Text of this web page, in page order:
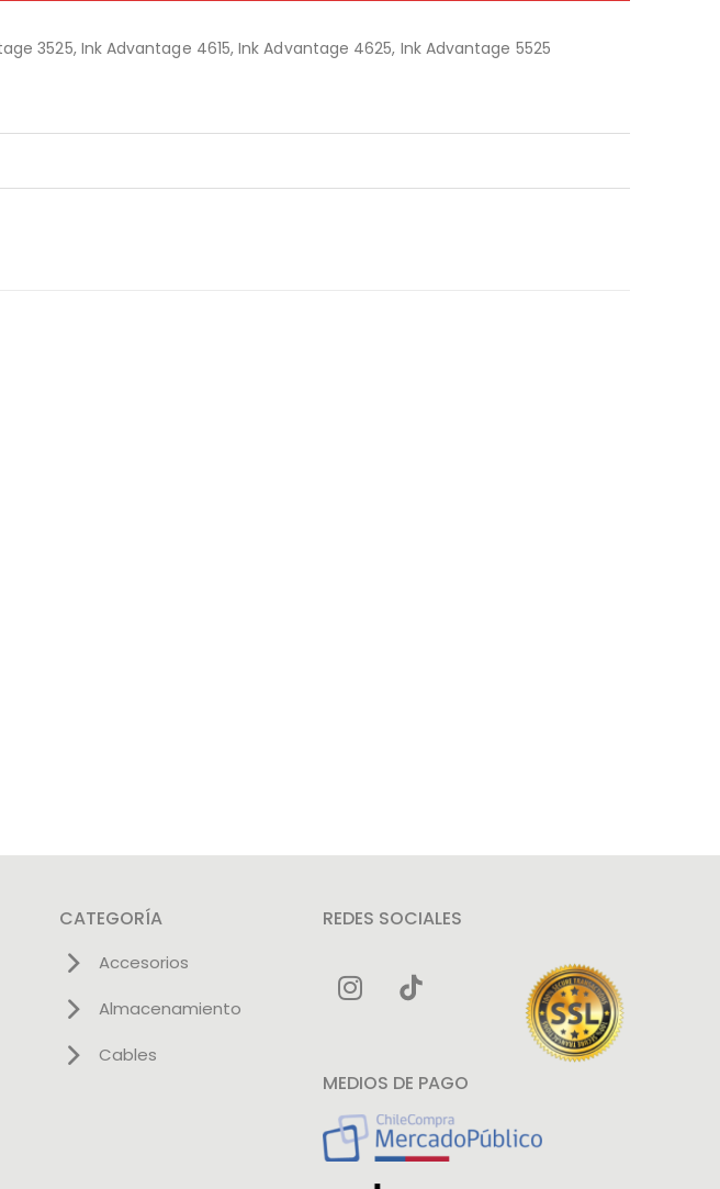
3525, Ink Advantage 4615, Ink Advantage 4625, Ink Advantage 5525
CATEGORÍA
Accesorios
Almacenamiento
Cables
REDES SOCIALES
MEDIOS DE PAGO